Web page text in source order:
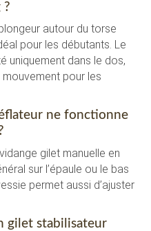
?
autour du torse
pour les débutants. Le
uniquement dans le dos,
pour les
ne fonctionne
gilet manuelle en
sur l’épaule ou le bas
permet aussi d’ajuster
gilet stabilisateur